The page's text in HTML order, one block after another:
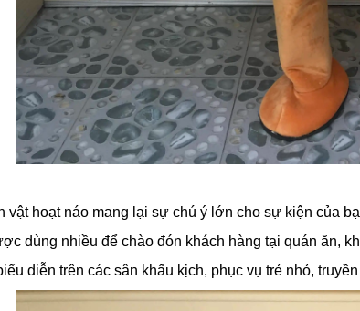
vật hoạt náo mang lại sự chú ý lớn cho sự kiện của
dùng nhiều để chào đón khách hàng tại quán ăn,
diễn trên các sân khấu kịch, phục vụ trẻ nhỏ,